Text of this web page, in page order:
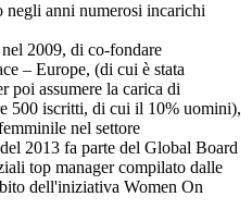
negli anni numerosi incarichi
2009, di co-fondare
– Europe, (di cui è stata
poi assumere la carica di
500 iscritti, di cui il 10% uomini),
nel settore
2013 fa parte del Global Board
top manager compilato dalle
dell'iniziativa Women On